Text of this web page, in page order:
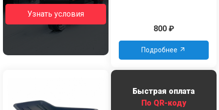
Узнать условия
800₽
Подробнее
Быстрая оплата
По QR-коду